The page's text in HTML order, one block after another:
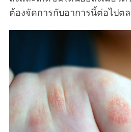
ต้องจัดการกับอาการนี้ต่อไปต